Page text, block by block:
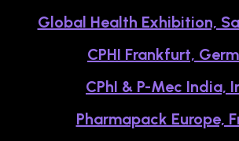
Global Health Exhibition,
CPHI Frankfurt,
CPhI & P-Mec India,
Pharmapack Europe,